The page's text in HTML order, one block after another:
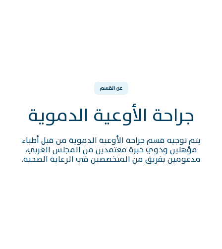
عن القسم
جراحة الأوعية الدموية
يتم توجيه قسم جراحة الأوعية الدموية من قبل أطباء
مؤهلين وذوي خبرة معتمدين من المجلس الغربي،
مدعومين بفريق من المتخصصين في الرعاية الصحية.